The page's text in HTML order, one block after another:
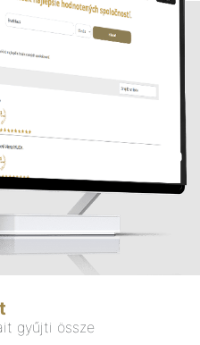
gyűjti össze